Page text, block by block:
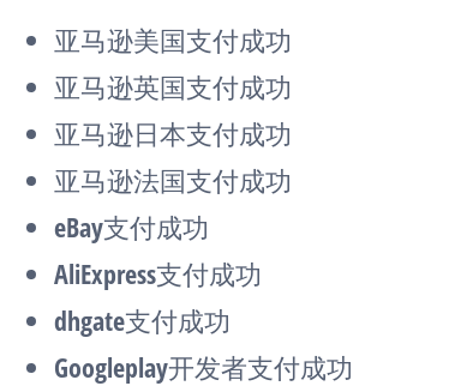
亚马逊美国支付成功
亚马逊英国支付成功
亚马逊日本支付成功
亚马逊法国支付成功
eBay支付成功
AliExpress支付成功
dhgate支付成功
Googleplay开发者支付成功